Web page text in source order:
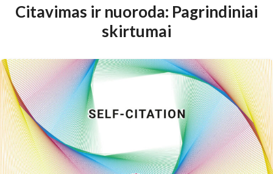
Citavimas ir nuoroda: Pagrindiniai
skirtumai